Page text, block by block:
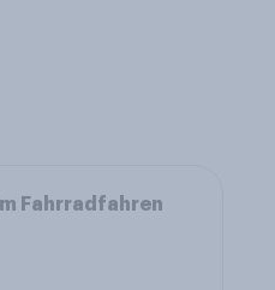
Fahrradfahren